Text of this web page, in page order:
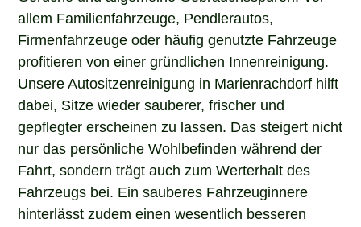
allem Familienfahrzeuge, Pendlerautos,
Firmenfahrzeuge oder häufig genutzte Fahrzeuge
profitieren von einer gründlichen Innenreinigung.
Unsere Autositzenreinigung in Marienrachdorf hilft
dabei, Sitze wieder sauberer, frischer und
gepflegter erscheinen zu lassen. Das steigert nicht
nur das persönliche Wohlbefinden während der
Fahrt, sondern trägt auch zum Werterhalt des
Fahrzeugs bei. Ein sauberes Fahrzeuginnere
hinterlässt zudem einen wesentlich besseren